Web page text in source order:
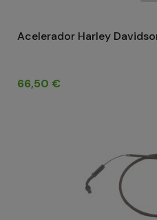
Acelerador Harley
Precio
66,50 €